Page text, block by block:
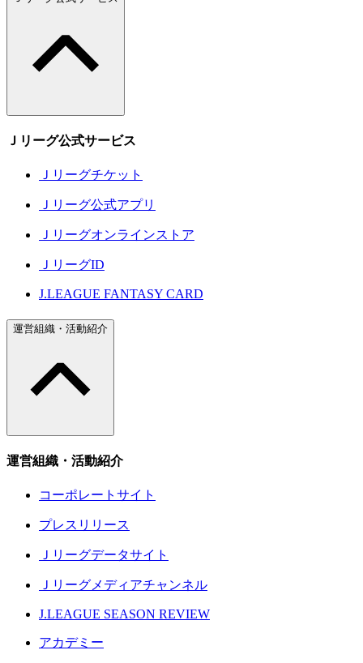
Ｊリーグ公式サービス
Ｊリーグチケット
Ｊリーグ公式アプリ
Ｊリーグオンラインストア
ＪリーグID
J.LEAGUE FANTASY CARD
運営組織・活動紹介
運営組織・活動紹介
コーポレートサイト
プレスリリース
Ｊリーグデータサイト
Ｊリーグメディアチャンネル
J.LEAGUE SEASON REVIEW
アカデミー